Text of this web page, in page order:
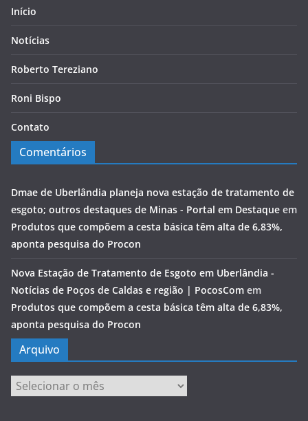
Início
Notícias
Roberto Tereziano
Roni Bispo
Contato
Comentários
Dmae de Uberlândia planeja nova estação de tratamento de
esgoto; outros destaques de Minas - Portal em Destaque em
Produtos que compõem a cesta básica têm alta de 6,83%,
aponta pesquisa do Procon
Nova Estação de Tratamento de Esgoto em Uberlândia -
Notícias de Poços de Caldas e região | PocosCom em
Produtos que compõem a cesta básica têm alta de 6,83%,
aponta pesquisa do Procon
Arquivo
Arquivo